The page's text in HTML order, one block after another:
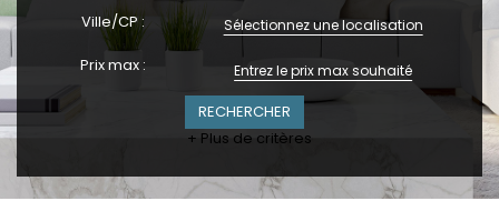
Ville/CP : Sélectionnez une localisation
Prix max :
+ Plus de critères